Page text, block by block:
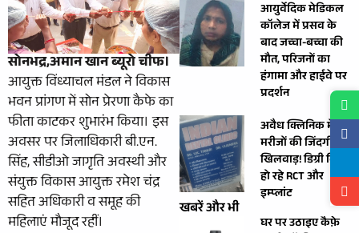
सोनभद्र,अमान खान ब्यूरो चीफ।
आयुक्त विंध्याचल मंडल ने विकास
भवन प्रांगण में सोन प्रेरणा कैफे का
फीता काटकर शुभारंभ किया। इस
अवसर पर जिलाधिकारी बी.एन.
सिंह, सीडीओ जागृति अवस्थी और
संयुक्त विकास आयुक्त रमेश चंद्र
सहित अधिकारी व समूह की
महिलाएं मौजूद रहीं।
आयुर्वेदिक मेडिकल
कॉलेज में प्रसव के
बाद जच्चा-बच्चा की
मौत, परिजनों का
हंगामा और हाईवे पर
प्रदर्शन
अवैध क्लिनिक में
मरीजों की जिंदगी से
खिलवाड़! डिग्री बिना
हो रहे RCT और
इम्प्लांट
खबरें और भी
घर पर उठाइए कैफ़े